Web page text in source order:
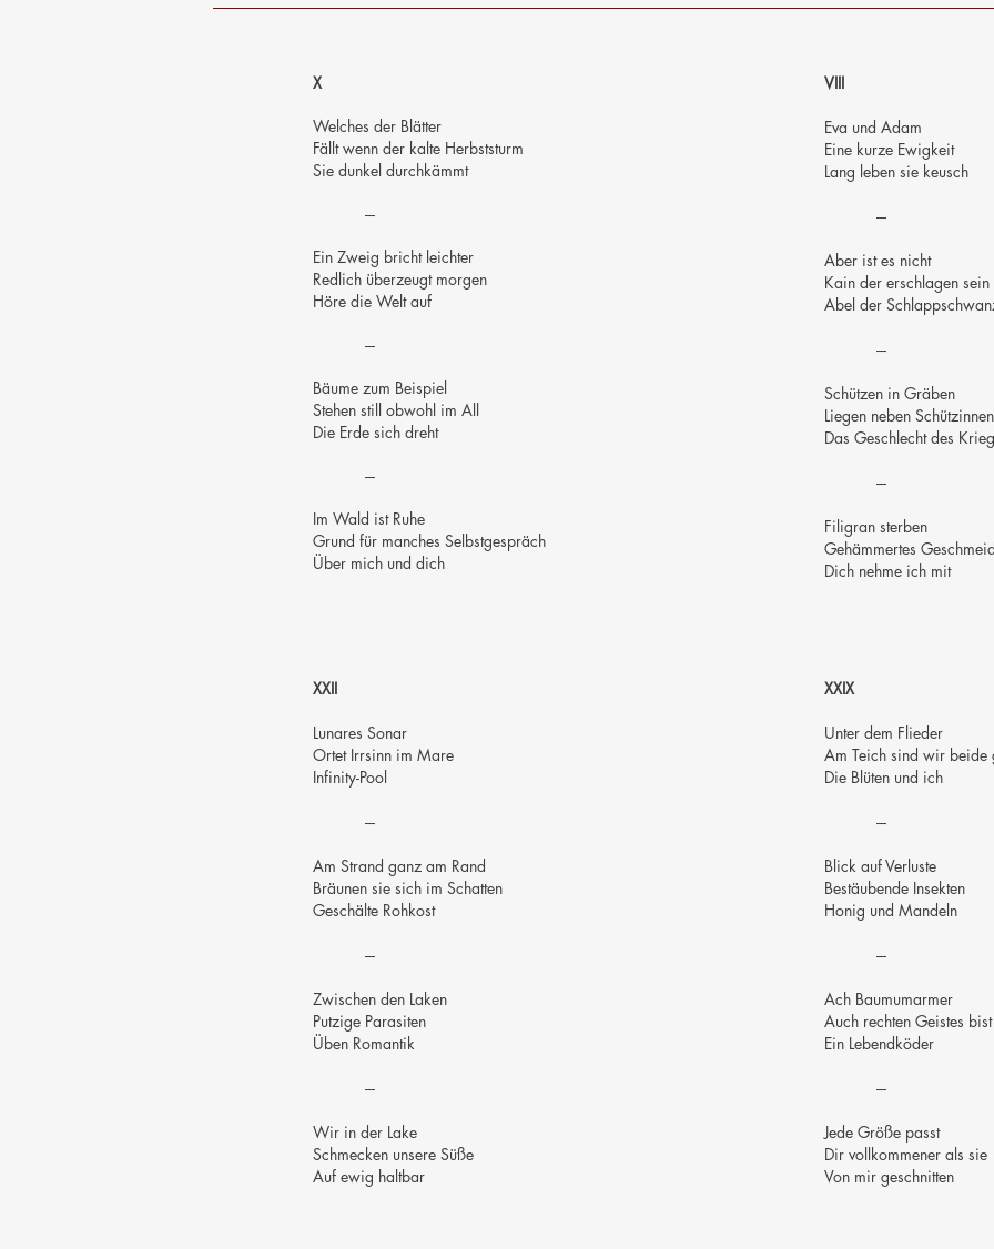
X
Welches der Blätter
Fällt wenn der kalte Herbststurm
Sie dunkel durchkämmt
---
Ein Zweig bricht leichter
Redlich überzeugt morgen
Höre die Welt auf
---
Bäume zum Beispiel
Stehen still obwohl im All
Die Erde sich dreht
---
Im Wald ist Ruhe
Grund für manches Selbstgespräch
Über mich und dich
VIII
Eva und Adam
Eine kurze Ewigkeit
Lang leben sie keusch
---
Aber ist es nicht
Kain der erschlagen
Abel der
---
Schützen in Gräben
Liegen neben Schützinnen
Das Geschlecht des
---
Filigran sterben
Gehämmertes
Dich nehme ich mit
XXII
Lunares Sonar
Ortet Irrsinn im Mare
Infinity-Pool
---
Am Strand ganz am Rand
Bräunen sie sich im Schatten
Geschälte Rohkost
---
Zwischen den Laken
Putzige Parasiten
Üben Romantik
---
Wir in der Lake
Schmecken unsere Süße
Auf ewig haltbar
XXIX
Unter dem Flieder
Am Teich sind wir beide
Die Blüten und ich
---
Blick auf Verluste
Bestäubende Insekten
Honig und Mandeln
---
Ach Baumumarmer
Auch rechten Geistes
Ein Lebendköder
---
Jede Größe passt
Dir vollkommener als sie
Von mir geschnitten